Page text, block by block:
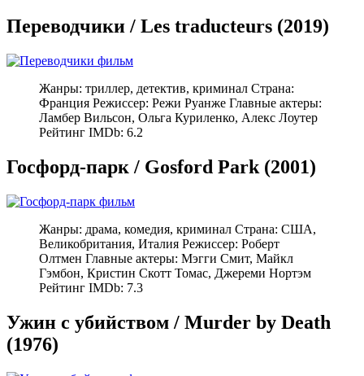
Переводчики / Les traducteurs (2019)
Жанры: триллер, детектив, криминал Страна:
Франция Режиссер: Режи Руанже Главные актеры:
Ламбер Вильсон, Ольга Куриленко, Алекс Лоутер
Рейтинг IMDb: 6.2
Госфорд-парк / Gosford Park (2001)
Жанры: драма, комедия, криминал Страна: США,
Великобритания, Италия Режиссер: Роберт
Олтмен Главные актеры: Мэгги Смит, Майкл
Гэмбон, Кристин Скотт Томас, Джереми Нортэм
Рейтинг IMDb: 7.3
Ужин с убийством / Murder by Death
(1976)